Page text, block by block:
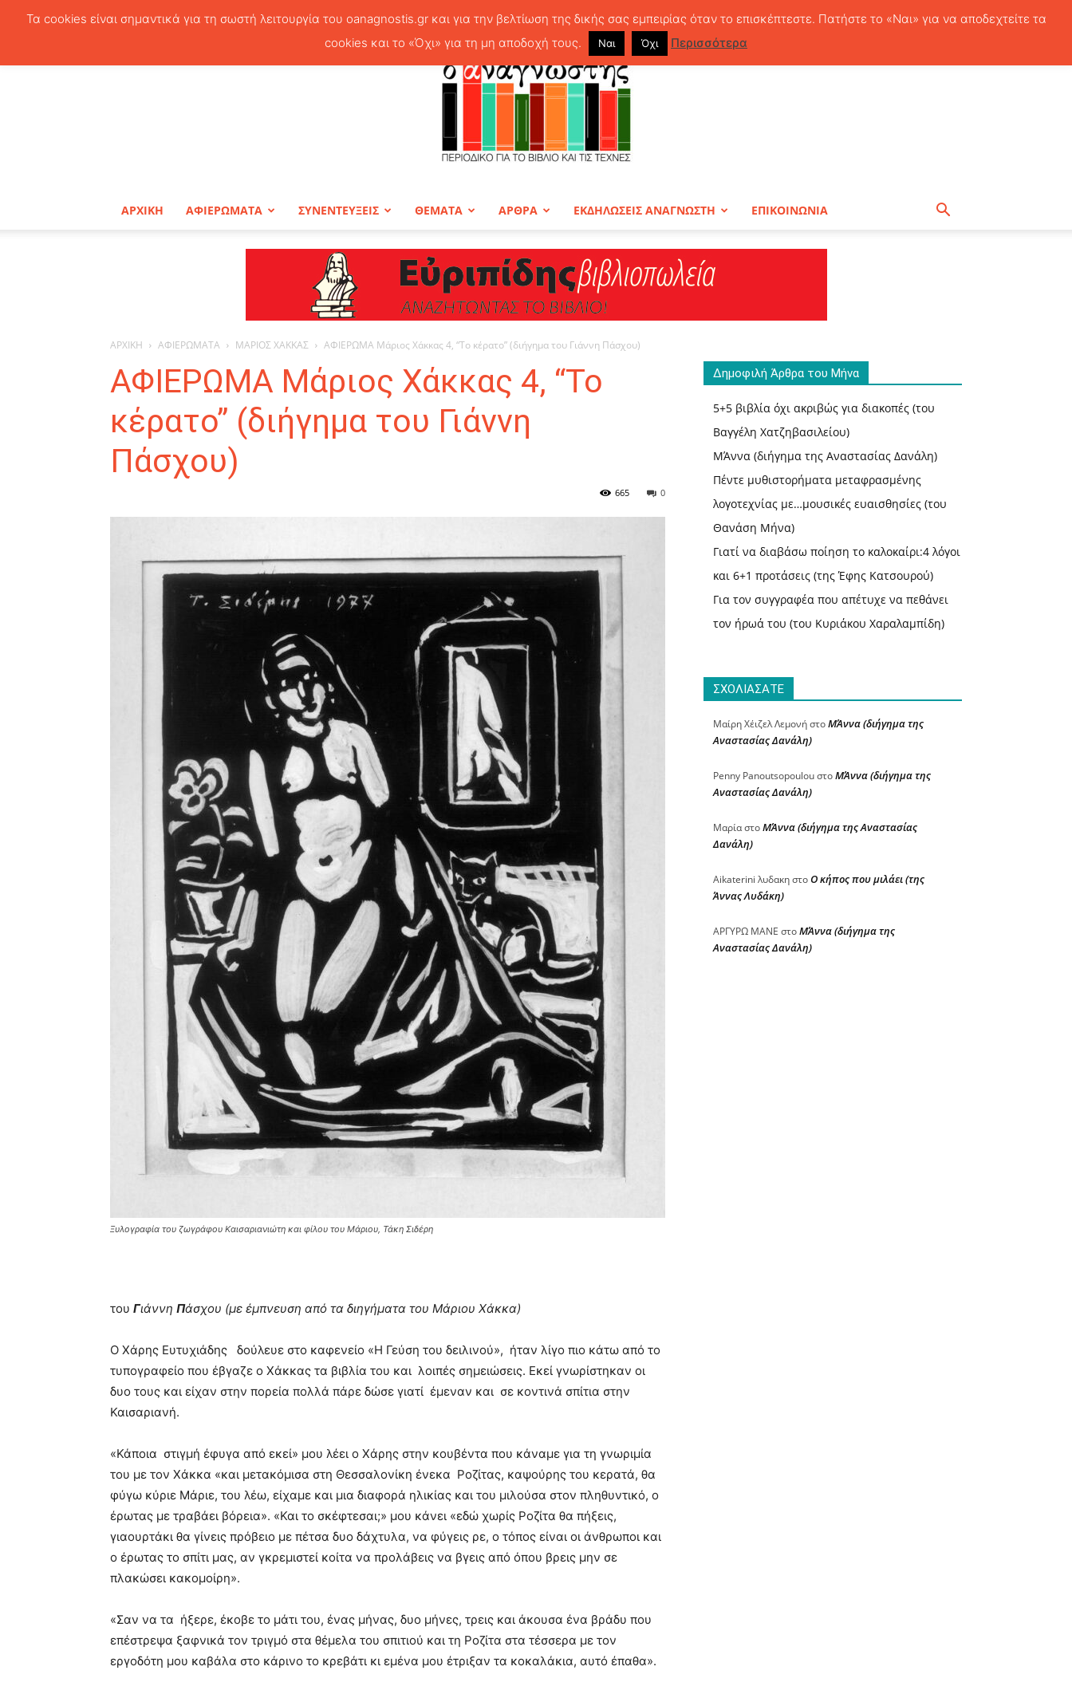
Κυριακή, 9 Αυγούστου, 2026
Ο
ΓΙΑ
ΒΙΒΛΙΟ
ΚΑΙ
ΤΙΣ
ΑΡΧΙΚΗ ΑΦΙΕΡΩΜΑΤΑ ΣΥΝΕΝΤΕΥΞΕΙΣ ΘΕΜΑΤΑ ΑΡΘΡΑ ΕΚΔΗΛΩΣΕΙΣ ΑΝΑΓΝΩΣΤΗ ΕΠΙΚΟΙΝΩΝΙΑ
ΑΡΧΙΚΗ ΑΦΙΕΡΩΜΑΤΑ ΜΑΡΙΟΣ ΧΑΚΚΑΣ ΑΦΙΕΡΩΜΑ Μάριος Χάκκας 4, “Το κέρατο” (διήγημα του Γιάννη Πάσχου)
ΑΦΙΕΡΩΜΑ Μάριος Χάκκας 4, “Το
κέρατο” (διήγημα του Γιάννη
Πάσχου)
0
665
Ξυλογραφία του ζωγράφου Καισαριανιώτη και φίλου του Μάριου, Τάκη Σιδέρη
του Γιάννη Πάσχου (με έμπνευση από τα διηγήματα του Μάριου Χάκκα)
Ο Χάρης Ευτυχιάδης δούλευε στο καφενείο «Η Γεύση του δειλινού», ήταν λίγο πιο κάτω από το
τυπογραφείο που έβγαζε ο Χάκκας τα βιβλία του και λοιπές σημειώσεις. Εκεί γνωρίστηκαν οι
δυο τους και είχαν στην πορεία πολλά πάρε δώσε γιατί έμεναν και σε κοντινά σπίτια στην
Καισαριανή.
«Κάποια στιγμή έφυγα από εκεί» μου λέει ο Χάρης στην κουβέντα που κάναμε για τη γνωριμία
του με τον Χάκκα «και μετακόμισα στη Θεσσαλονίκη ένεκα Ροζίτας, καψούρης του κερατά, θα
φύγω κύριε Μάριε, του λέω, είχαμε και μια διαφορά ηλικίας και του μιλούσα στον πληθυντικό, ο
έρωτας με τραβάει βόρεια». «Και το σκέφτεσαι;» μου κάνει «εδώ χωρίς Ροζίτα θα πήξεις,
γιαουρτάκι θα γίνεις πρόβειο με πέτσα δυο δάχτυλα, να φύγεις ρε, ο τόπος είναι οι άνθρωποι και
ο έρωτας το σπίτι μας, αν γκρεμιστεί κοίτα να προλάβεις να βγεις από όπου βρεις μην σε
πλακώσει κακομοίρη».
«Σαν να τα ήξερε, έκοβε το μάτι του, ένας μήνας, δυο μήνες, τρεις και άκουσα ένα βράδυ που
επέστρεψα ξαφνικά τον τριγμό στα θέμελα του σπιτιού και τη Ροζίτα στα τέσσερα με τον
εργοδότη μου καβάλα στο κάρινο το κρεβάτι κι εμένα μου έτριξαν τα κοκαλάκια, αυτό έπαθα».
Δημοφιλή Άρθρα του Μήνα
5+5 βιβλία όχι ακριβώς για διακοπές (του
Βαγγέλη Χατζηβασιλείου)
ΜΆννα (διήγημα της Αναστασίας Δανάλη)
Πέντε μυθιστορήματα μεταφρασμένης
λογοτεχνίας με…μουσικές ευαισθησίες (του
Θανάση Μήνα)
Γιατί να διαβάσω ποίηση το καλοκαίρι:4 λόγοι
και 6+1 προτάσεις (της Έφης Κατσουρού)
Για τον συγγραφέα που απέτυχε να πεθάνει
τον ήρωά του (του Κυριάκου Χαραλαμπίδη)
ΣΧΟΛΙΑΣΑΤΕ
Μαίρη Χέιζελ ΛεμονήστοΜΆννα (διήγημα της
Αναστασίας Δανάλη)
Penny PanoutsopoulouστοΜΆννα (διήγημα της
Αναστασίας Δανάλη)
ΜαρίαστοΜΆννα (διήγημα της Αναστασίας
Δανάλη)
Aikaterini λυδακηστοΟ κήπος που μιλάει (της
Άννας Λυδάκη)
ΑΡΓΥΡΩ ΜΑΝΕ στοΜΆννα (διήγημα της
Αναστασίας Δανάλη)
Τα cookies είναι σημαντικά για τη σωστή λειτουργία του oanagnostis.gr και για την βελτίωση της δικής σας εμπειρίας όταν το επισκέπτεστε. Πατήστε το «Ναι» για να αποδεχτείτε τα
cookies και το «Όχι» για τη μη αποδοχή τους.
Ναι Όχι Περισσότερα